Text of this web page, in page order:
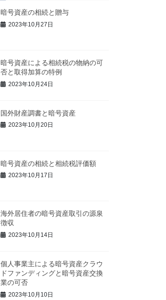
暗号資産の相続と贈与
2023年10月27日
暗号資産による相続税の物納の可
否と取得加算の特例
2023年10月24日
国外財産調書と暗号資産
2023年10月20日
暗号資産の相続と相続税評価額
2023年10月17日
海外居住者の暗号資産取引の源泉
徴収
2023年10月14日
個人事業主による暗号資産クラウ
ドファンディングと暗号資産交換
業の可否
2023年10月10日